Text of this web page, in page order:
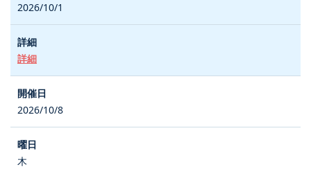
2026/10/1
詳細
2026/10/8
木